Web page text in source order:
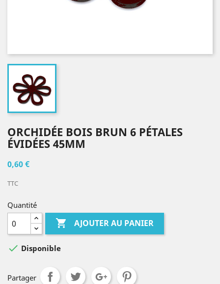
ORCHIDÉE BOIS BRUN 6 PÉTALES
ÉVIDÉES 45MM
0,60 €
TTC
Quantité
 AJOUTER AU PANIER
 Disponible
Partager